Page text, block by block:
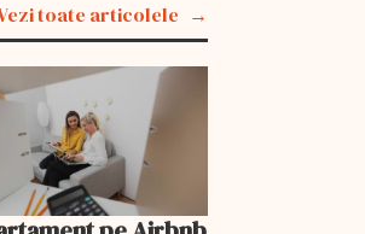
toate articolele